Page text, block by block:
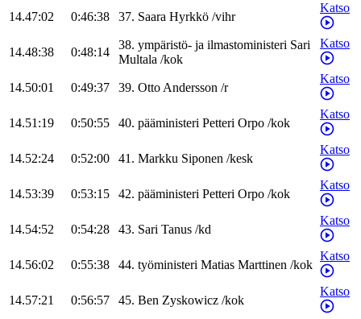
14.47:02 0:46:38 37. Saara Hyrkkö /vihr
Katso
14.48:38 0:48:14
38. ympäristö- ja ilmastoministeri Sari
Multala /kok
Katso
14.50:01 0:49:37 39. OttoAndersson /r
Katso
14.51:19 0:50:55 40. pääministeri Petteri Orpo /kok
Katso
14.52:24 0:52:00 41. Markku Siponen /kesk
Katso
14.53:39 0:53:15 42. pääministeri Petteri Orpo /kok
Katso
14.54:52 0:54:28 43. Sari Tanus /kd
Katso
14.56:02 0:55:38 44. työministeri Matias Marttinen /kok
Katso
14.57:21 0:56:57 45. Ben Zyskowicz /kok
Katso